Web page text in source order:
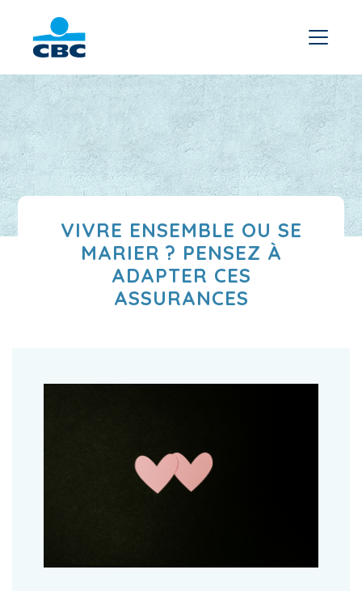
VIVRE ENSEMBLE OU SE
MARIER ? PENSEZ À
ADAPTER CES
ASSURANCES